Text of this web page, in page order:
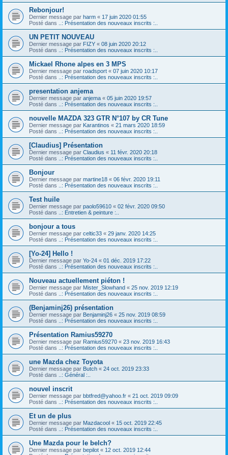
Rebonjour!
Dernier message par harm « 17 juin 2020 01:55
Posté dans
..: Présentation des nouveaux inscrits :..
UN PETIT NOUVEAU
Dernier message par FIZY « 08 juin 2020 20:12
Posté dans
..: Présentation des nouveaux inscrits :..
Mickael Rhone alpes en 3 MPS
Dernier message par roadsport « 07 juin 2020 10:17
Posté dans
..: Présentation des nouveaux inscrits :..
presentation anjema
Dernier message par anjema « 05 juin 2020 19:57
Posté dans
..: Présentation des nouveaux inscrits :..
nouvelle MAZDA 323 GTR N°107 by CR Tune
Dernier message par Karantinos « 21 mars 2020 18:59
Posté dans
..: Présentation des nouveaux inscrits :..
[Claudius] Présentation
Dernier message par Claudius « 11 févr. 2020 20:18
Posté dans
..: Présentation des nouveaux inscrits :..
Bonjour
Dernier message par martine18 « 06 févr. 2020 19:11
Posté dans
..: Présentation des nouveaux inscrits :..
Test huile
Dernier message par paolo59610 « 02 févr. 2020 09:50
Posté dans
..: Entretien & peinture :..
bonjour a tous
Dernier message par celtic33 « 29 janv. 2020 14:25
Posté dans
..: Présentation des nouveaux inscrits :..
[Yo-24] Hello !
Dernier message par Yo-24 « 01 déc. 2019 17:22
Posté dans
..: Présentation des nouveaux inscrits :..
Nouveau actuellement piéton !
Dernier message par Mister_Slowhand « 25 nov. 2019 12:19
Posté dans
..: Présentation des nouveaux inscrits :..
(Benjaminj26) présentation
Dernier message par Benjaminj26 « 25 nov. 2019 08:59
Posté dans
..: Présentation des nouveaux inscrits :..
Présentation Ramius59270
Dernier message par Ramius59270 « 23 nov. 2019 16:43
Posté dans
..: Présentation des nouveaux inscrits :..
une Mazda chez Toyota
Dernier message par Butch « 24 oct. 2019 23:33
Posté dans
..: Général :..
nouvel inscrit
Dernier message par bbtfred@yahoo.fr « 21 oct. 2019 09:09
Posté dans
..: Présentation des nouveaux inscrits :..
Et un de plus
Dernier message par Mazdacool « 15 oct. 2019 22:45
Posté dans
..: Présentation des nouveaux inscrits :..
Une Mazda pour le belch?
Dernier message par bepilot « 12 oct. 2019 12:44